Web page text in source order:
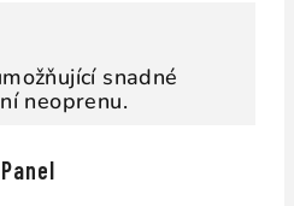
snadné
neoprenu.